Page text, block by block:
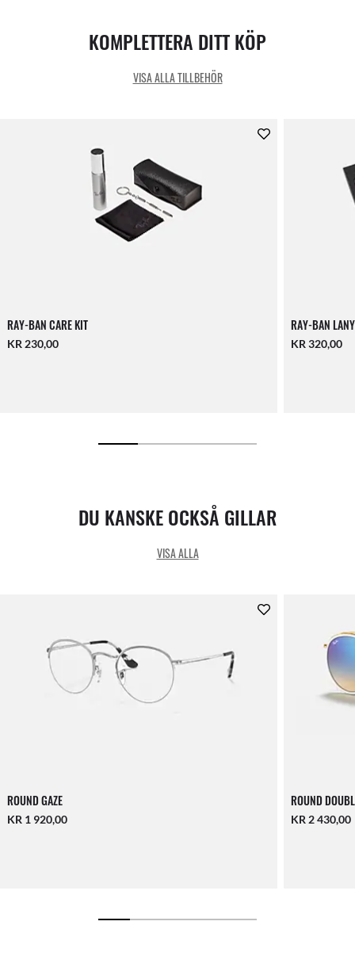
KOMPLETTERA DITT KÖP
VISA ALLA TILLBEHÖR
RAY-BAN CARE KIT
KR 230,00
RAY-BAN
KR 320,00
DU KANSKE OCKSÅ GILLAR
VISA ALLA
ROUND GAZE
KR 1 920,00
ROUND
KR 2 430,00